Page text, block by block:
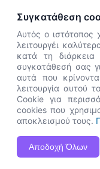
Η Ιστοσελίδα ΑνΑΔ είναι
Apple Safari καθώς και Internet
Συγκατάθεση
Αυτός ο ιστότοπος
λειτουργέι
κατά τη
συγκατάθεσή σας
αυτά που
λειτουργία αυτού
Cookie για
cookies που
αποκλεισμού τους.
Αποδοχή Όλων